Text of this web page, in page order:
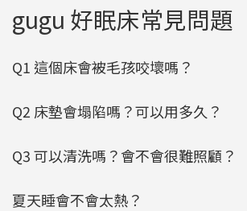
gugu 好眠床常見問題
Q1 這個床會被毛孩咬壞嗎？
Q2 床墊會塌陷嗎？可以用多久？
Q3 可以清洗嗎？會不會很難照顧？
夏天睡會不會太熱？